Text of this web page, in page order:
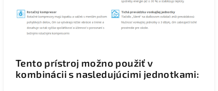
Tento prístroj možno použiť v
kombinácii s nasledujúcimi jednotkami: